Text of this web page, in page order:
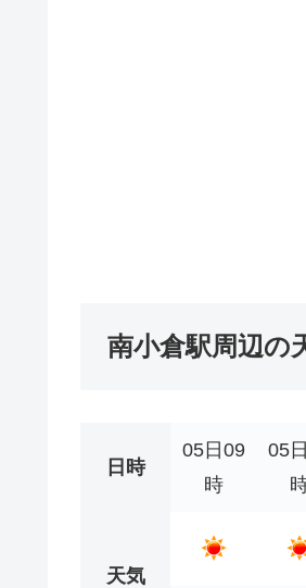
南小倉駅周辺の
日時
05日09
時
05
天気